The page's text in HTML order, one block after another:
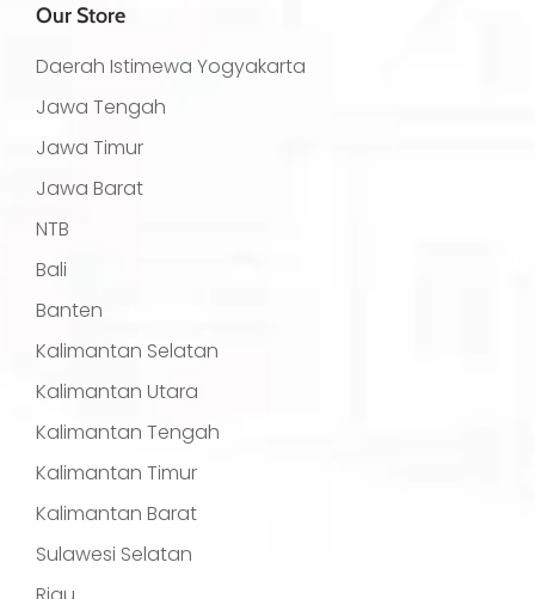
Our Store
Daerah Istimewa Yogyakarta
Jawa Tengah
Jawa Timur
Jawa Barat
NTB
Bali
Banten
Kalimantan Selatan
Kalimantan Utara
Kalimantan Tengah
Kalimantan Timur
Kalimantan Barat
Sulawesi Selatan